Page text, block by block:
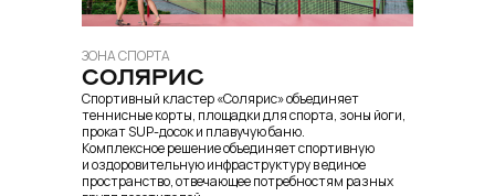
ЗОНА СПОРТА
СОЛЯРИС
Спортивный кластер «Солярис» объединяет
теннисные корты, площадки для спорта, зоны йоги,
прокат SUP-досок и плавучую баню.
Комплексное решение объединяет спортивную
и оздоровительную инфраструктуру в единое
пространство, отвечающее потребностям разных